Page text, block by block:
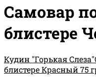
Самовар
блистере
Кудин "Горькая Слеза"
блистере Красный 75